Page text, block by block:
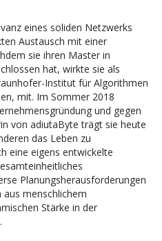
eines soliden Netzwerks
Austausch mit einer
sie ihren Master in
hat, wirkte sie als
Institut für Algorithmen
mit. Im Sommer 2018
und gegen
von adiutaByte trägt sie heute
das Leben zu
eine eigens entwickelte
Planungsherausforderungen
menschlichem
Stärke in der